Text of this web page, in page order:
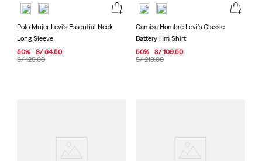
Polo Mujer Levi's Essential Neck
Long Sleeve
S/ 129.00
50% S/ 64.50
Camisa Hombre Levi's Classic
Battery Hm Shirt
S/ 219.00
50% S/ 109.50